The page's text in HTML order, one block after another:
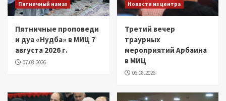
Пятничный намаз
Пятничные проповеди
и дуа «Нудба» в МИЦ 7
августа 2026 г.
07.08.2026
Новости из центра
Третий вечер
траурных
мероприятий Арбаина
в МИЦ
06.08.2026